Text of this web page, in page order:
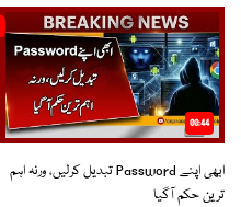
00:44
ابھی اپنے Password تبدیل کرلیں، ورنہ اہم
ترین حکم آگیا